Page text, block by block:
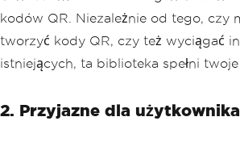
kodów QR. Niezależnie od tego, czy
tworzyć kody QR, czy też wyciągać
istniejących, ta biblioteka spełni
2. Przyjazne dla